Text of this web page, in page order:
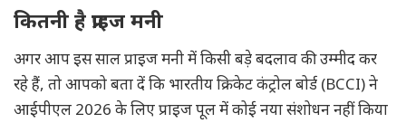
कितनी है प्राइज मनी
अगर आप इस साल प्राइज मनी में किसी बड़े बदलाव की उम्मीद कर
रहे हैं, तो आपको बता दें कि भारतीय क्रिकेट कंट्रोल बोर्ड (BCCI) ने
आईपीएल 2026 के लिए प्राइज पूल में कोई नया संशोधन नहीं किया